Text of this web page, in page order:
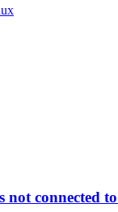
connected to